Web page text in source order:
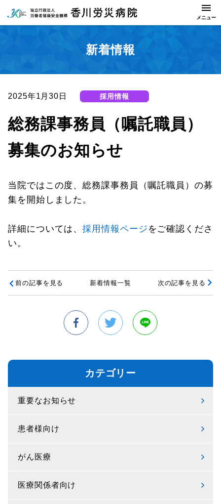
新着情報
2025年1月30日 採用情報
総務課事務員（嘱託職員）
募集のお知らせ
当院ではこの度、総務課事務員（嘱託職員）の募
集を開始しました。
詳細については、採用情報ページ をご確認くださ
い。
前の記事を見る 新着情報一覧 次の記事を見る
カテゴリー
重要なお知らせ
患者様向け
がん医療
医療関係者向け